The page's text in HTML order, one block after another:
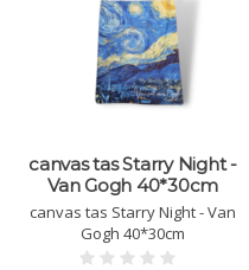
canvas tas Starry Night -
Van Gogh 40*30cm
canvas tas Starry Night - Van
Gogh 40*30cm